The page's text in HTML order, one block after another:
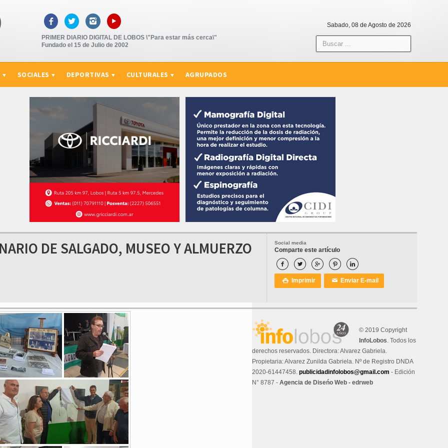
   ▸
PRIMER DIARIO DIGITAL DE LOBOS \"Para estar más cerca\"
Fundado el 15 de Julio de 2002
Sabado, 08 de Agosto de 2026
SOCIALES DEPORTIVAS CULTURALES AGRUPADOS
Social media
Comparte este artículo
    
 Imprimir ✉ Enviar E-mail
DE SALGADO, MUSEO Y ALMUERZO
© 2019 Copyright
InfoLobos. Todos los
derechos reservados. Directora: Alvarez Gabriela.
Propietaria: Alvarez Zunilda Gabriela. Nº de Registro DNDA
2020-61447458. publicidadinfolobos@gmail.com - Edición
N° 8787 - Agencia de Diseńo Web - edrweb